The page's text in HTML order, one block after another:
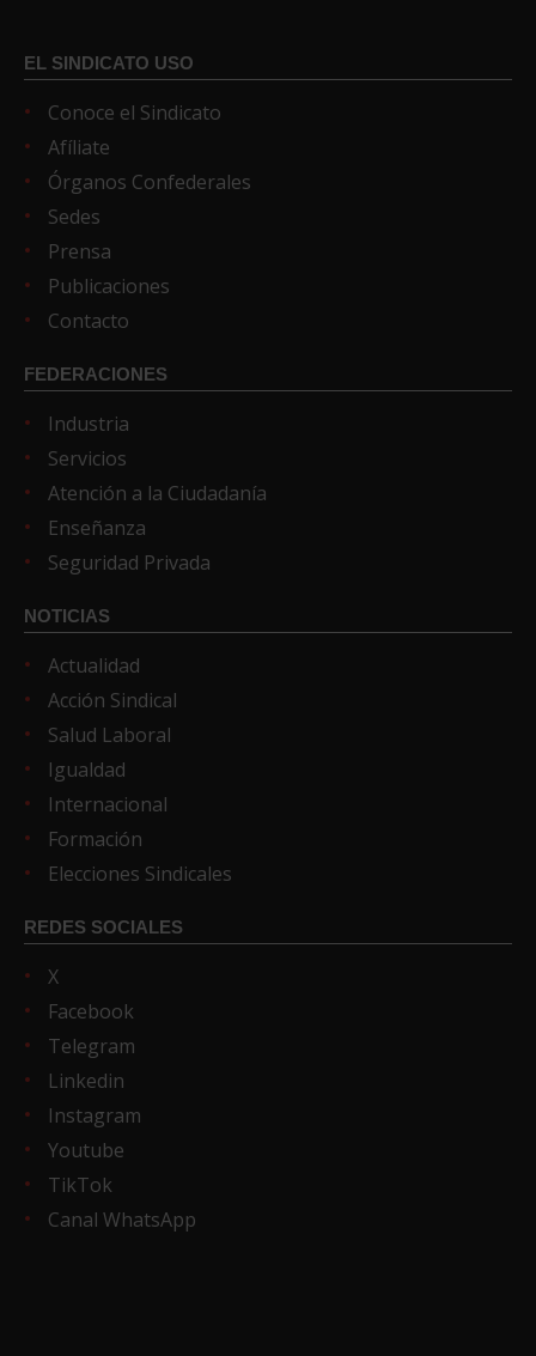
EL SINDICATO USO
Conoce el Sindicato
Afíliate
Órganos Confederales
Sedes
Prensa
Publicaciones
Contacto
FEDERACIONES
Industria
Servicios
Atención a la Ciudadanía
Enseñanza
Seguridad Privada
NOTICIAS
Actualidad
Acción Sindical
Salud Laboral
Igualdad
Internacional
Formación
Elecciones Sindicales
REDES SOCIALES
X
Facebook
Telegram
Linkedin
Instagram
Youtube
TikTok
Canal WhatsApp